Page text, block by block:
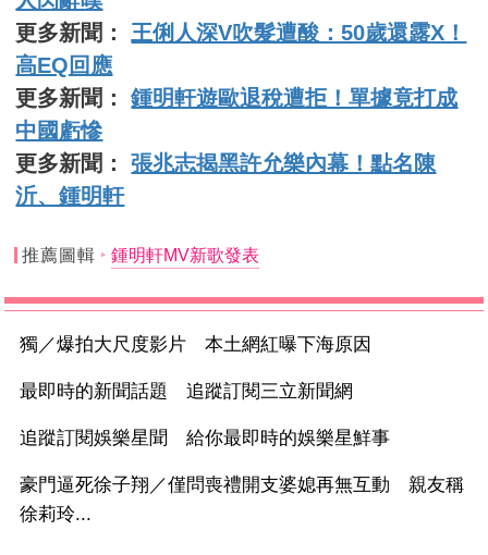
更多新聞： 王俐人深V吹髮遭酸：50歲還露X！
高EQ回應
更多新聞：鍾明軒遊歐退稅遭拒！單據竟打成
中國虧慘
更多新聞：張兆志揭黑許允樂內幕！點名陳
沂、鍾明軒
推薦圖輯 鍾明軒MV新歌發表
獨／爆拍大尺度影片 本土網紅曝下海原因
最即時的新聞話題 追蹤訂閱三立新聞網
追蹤訂閱娛樂星聞 給你最即時的娛樂星鮮事
豪門逼死徐子翔／僅問喪禮開支婆媳再無互動 親友稱
徐莉玲...